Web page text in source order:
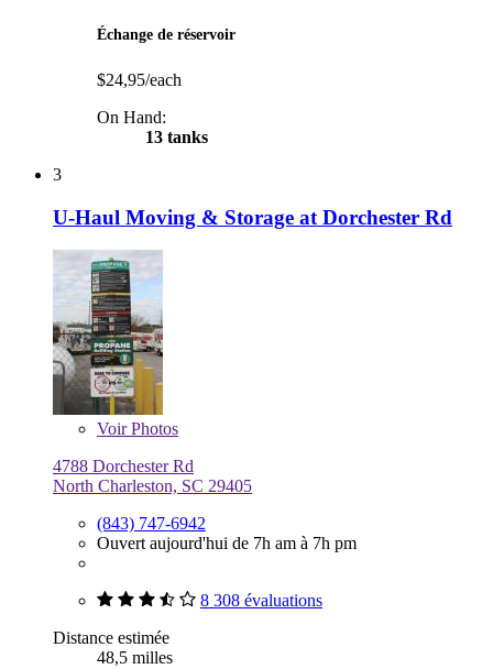
Échange de réservoir
$24,95/each
On Hand:
13 tanks
3
U-Haul Moving & Storage at Dorchester Rd
VoirPhotos
4788 Dorchester Rd
North Charleston, SC 29405
(843) 747-6942
Ouvert aujourd'hui de 7h am à 7h pm
8 308 évaluations
Distance estimée
48,5 milles